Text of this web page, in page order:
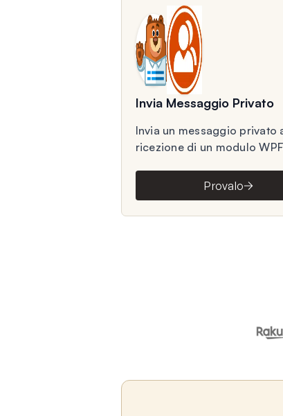
Invia Messaggio Privato
Invia un messaggio privato
ricezione di un modulo
Provalo